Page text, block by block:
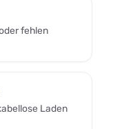
fehlen
Laden